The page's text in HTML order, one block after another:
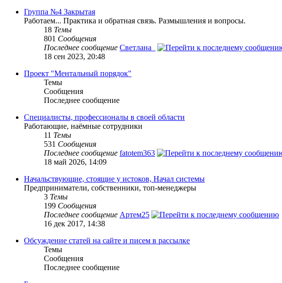
Группа №4 Закрытая
Работаем... Практика и обратная связь. Размышления и вопросы.
18 Темы
801 Сообщения
Последнее сообщение Светлана_
18 сен 2023, 20:48
Проект "Ментальный порядок"
Темы
Сообщения
Последнее сообщение
Специалисты, профессионалы в своей области
Работающие, наёмные сотрудники
11 Темы
531 Сообщения
Последнее сообщение fatotem363
18 май 2026, 14:09
Начальствующие, стоящие у истоков, Начал системы
Предприниматели, собственники, топ-менеджеры
3 Темы
199 Сообщения
Последнее сообщение Артем25
16 дек 2017, 14:38
Обсуждение статей на сайте и писем в рассылке
Темы
Сообщения
Последнее сообщение